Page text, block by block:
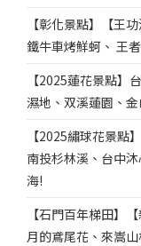
【彰化景點】【王
鐵牛車烤鮮蚵、 王
【2025蓮花景點】
濕地、双溪蓮園、
【2025繡球花景點
南投杉林溪、台中
海!
【石門百年梯田】
月的鳶尾花、來嵩